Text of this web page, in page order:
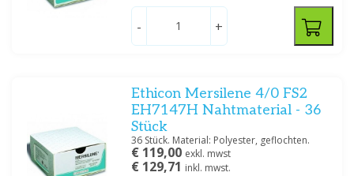
- +
Ethicon Mersilene 4/0 FS2
EH7147H Nahtmaterial - 36
Stück
36 Stück. Material: Polyester, geflochten.
€ 119,00 exkl. mwst
€ 129,71 inkl. mwst.